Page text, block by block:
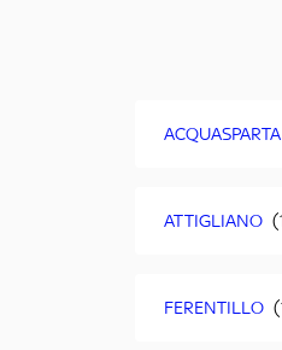
ACQUASPARTA
ATTIGLIANO
FERENTILLO